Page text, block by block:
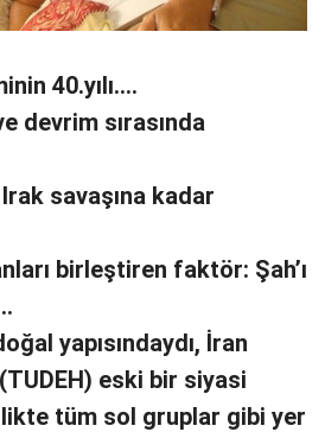
40.yılı….
devrim sırasında
savaşına kadar
birleştiren faktör: Şah’ı
yapısındaydı, İran
eski bir siyasi
tüm sol gruplar gibi yer